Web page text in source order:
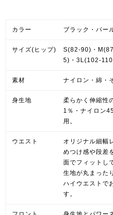
カラー ブラック・パー
サイズ(ヒップ)
S(82-90)・
5)・3L(102-
素材 ナイロン・綿・
身生地
柔らかく伸縮性
1％・ナイロン
用。
ウエスト
オリジナル細幅
めつけ感や段差
面でフィットし
生地が丸まった
ハイウエストで
す。